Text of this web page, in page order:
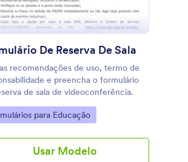
De Reserva De Sala
recomendações de uso, termo de
e preencha o formulário
de sala de videoconferência.
Category:para Educação
Usar Modelo